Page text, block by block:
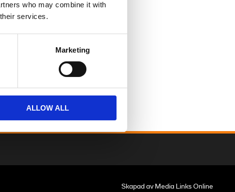
who may combine it with
services.
Marketing
ALLOW ALL
Breakout™
Blood Orange
326,600.00 SEK
Skapad av Media Links Online